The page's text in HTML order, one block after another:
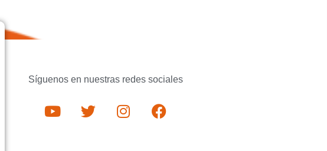
Síguenos en nuestras redes sociales